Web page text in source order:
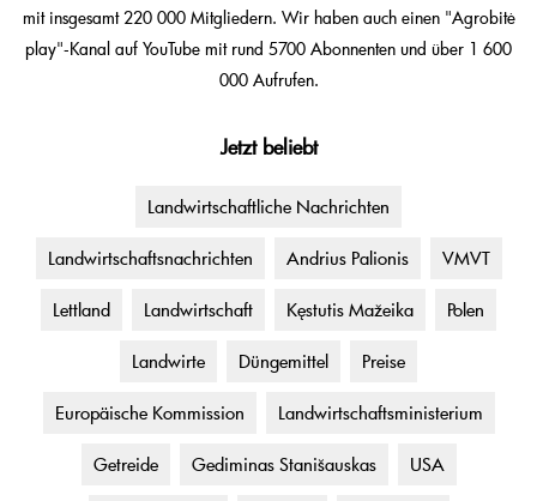
mit insgesamt 220 000 Mitgliedern. Wir haben auch einen "Agrobitė
play"-Kanal auf YouTube mit rund 5700 Abonnenten und über 1 600
000 Aufrufen.
Jetzt beliebt
Landwirtschaftliche Nachrichten
Landwirtschaftsnachrichten Andrius Palionis VMVT
Lettland Landwirtschaft Kęstutis Mažeika Polen
Landwirte Düngemittel Preise
Europäische Kommission Landwirtschaftsministerium
Getreide Gediminas Stanišauskas USA